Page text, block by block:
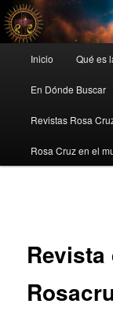
principal
Inicio Qué es
En Dónde Buscar
Revistas Rosa
Rosa Cruz en el